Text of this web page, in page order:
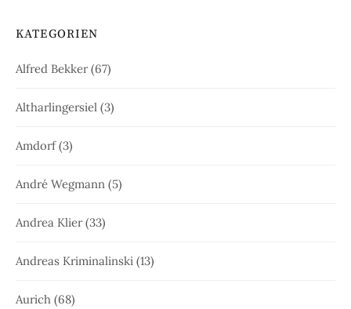
KATEGORIEN
Alfred Bekker(67)
Altharlingersiel (3)
Amdorf(3)
André Wegmann (5)
Andrea Klier(33)
Andreas Kriminalinski (13)
Aurich (68)